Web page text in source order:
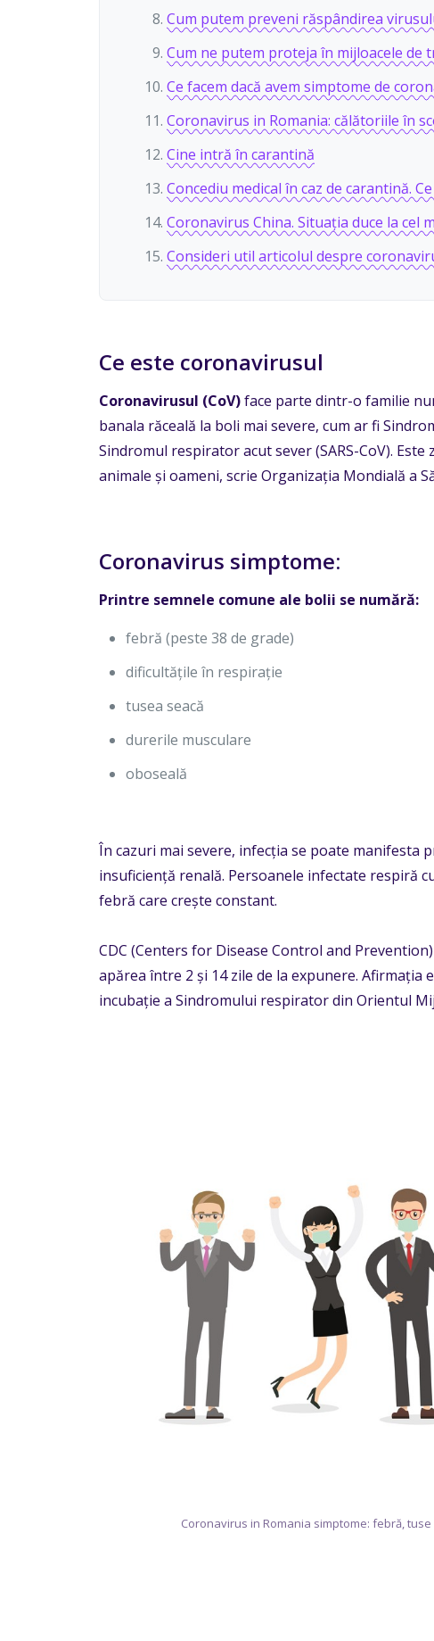
Cum putem preveni răspândirea
Cum ne putem proteja în mijloacele de
Ce facem dacă avem simptome de
Coronavirus in Romania: călătoriile în
Cine intră în carantină
Concediu medical în caz de carantină.
Coronavirus China. Situația duce la cel
Consideri util articolul despre
Ce este coronavirusul
Coronavirusul (CoV)face parte dintr-o familie
banala răceală la boli mai severe, cum ar fi
Sindromul respirator acut sever (SARS-CoV).
animale și oameni, scrie Organizația Mondială a
Coronavirus simptome:
Printre semnele comune ale bolii se numără:
febră (peste 38 de grade)
dificultățile în respirație
tusea seacă
durerile musculare
oboseală
În cazuri mai severe, infecția se poate
insuficiență renală. Persoanele infectate respiră
febră care crește constant.
CDC (Centers for Disease Control and
apărea între 2 și 14 zile de la expunere. Afirmația
incubație a Sindromului respirator din Orientul
Coronavirus in Romania simptome: febră,